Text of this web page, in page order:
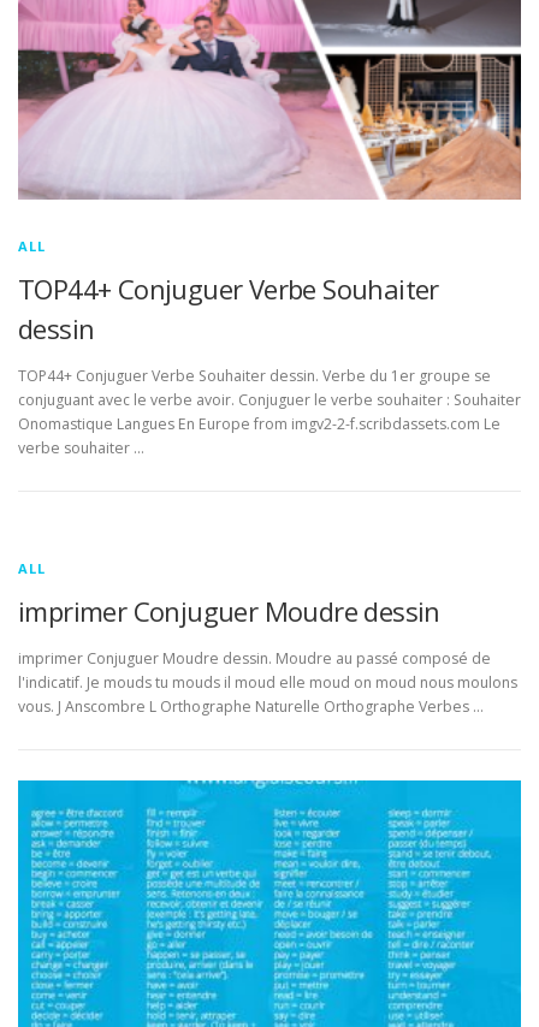
ALL
TOP44+ Conjuguer Verbe Souhaiter
dessin
TOP44+ Conjuguer Verbe Souhaiter dessin. Verbe du 1er groupe se
conjuguant avec le verbe avoir. Conjuguer le verbe souhaiter : Souhaiter
Onomastique Langues En Europe from imgv2-2-f.scribdassets.com Le
verbe souhaiter …
ALL
imprimer Conjuguer Moudre dessin
imprimer Conjuguer Moudre dessin. Moudre au passé composé de
l'indicatif. Je mouds tu mouds il moud elle moud on moud nous moulons
vous. J Anscombre L Orthographe Naturelle Orthographe Verbes …